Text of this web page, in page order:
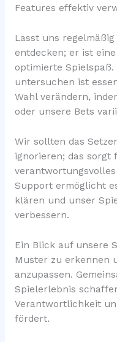
Features effektiv
Lasst uns
entdecken; er ist
optimierte
untersuchen ist
Wahl verändern,
oder unsere Bets
Wir sollten das
ignorieren; das sorgt
Support ermöglicht
klären und unser
verbessern.
Ein Blick auf unsere
Muster zu erkennen
anzupassen.
Spielerlebnis
Verantwortlichkeit
fördert.